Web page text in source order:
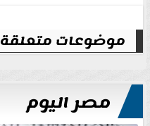
موضوعات متعلقة
مصر اليوم